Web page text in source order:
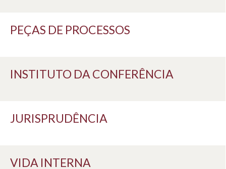
PEÇAS DE PROCESSOS
INSTITUTO DA CONFERÊNCIA
JURISPRUDÊNCIA
VIDA INTERNA